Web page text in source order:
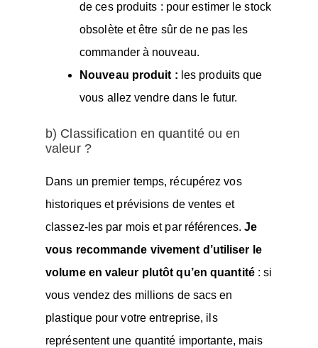
de ces produits : pour estimer le stock
obsolète et être sûr de ne pas les
commander à nouveau.
Nouveau produit : les produits que
vous allez vendre dans le futur.
b) Classification en quantité ou en
valeur ?
Dans un premier temps, récupérez vos
historiques et prévisions de ventes et
classez-les par mois et par références.Je
vous recommande vivement d’utiliser le
volume en valeur plutôt qu’en quantité: si
vous vendez des millions de sacs en
plastique pour votre entreprise, ils
représentent une quantité importante, mais